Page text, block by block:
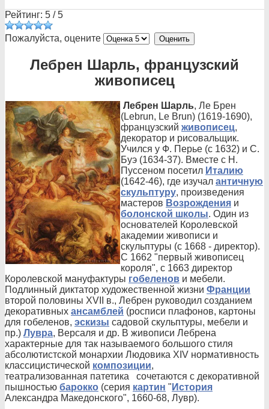
Рейтинг: 5 /5
Пожалуйста, оцените
Лебрен Шарль, французский
живописец
Лебрен Шарль, Ле Брен
(Lebrun, Le Brun) (1619-1690),
французский живописец,
декоратор и рисовальщик.
Учился у Ф. Перье (с 1632) и С.
Буэ (1634-37). Вместе с Н.
Пуссеном посетил Италию
(1642-46), где изучал античную
скульптуру, произведения
мастеров Возрождения и
болонской школы. Один из
основателей Королевской
академии живописи и
скульптуры (с 1668 - директор).
С 1662 "первый живописец
короля", с 1663 директор
Королевской мануфактуры гобеленов и мебели.
Подлинный диктатор художественной жизни Франции
второй половины XVII в., Лебрен руководил созданием
декоративных ансамблей (росписи плафонов, картоны
для гобеленов, эскизы садовой скульптуры, мебели и
пр.) Лувра, Версаля и др. В живописи Лебрена
характерные для так называемого большого стиля
абсолютистской монархии Людовика XIV нормативность
классицистической композиции,
театрализованная патетика сочетаются с декоративной
пышностью барокко (серия картин " История
Александра Македонского", 1660-68, Лувр).